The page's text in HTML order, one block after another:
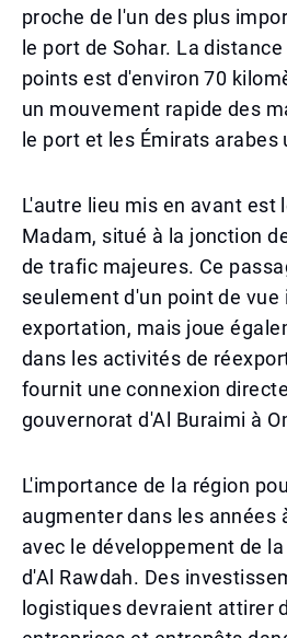
proche de l'un des plus
le port de Sohar. La
points est d'environ 70
un mouvement rapide des
le port et les Émirats arabes
L'autre lieu mis en avant est
Madam, situé à la jonction
de trafic majeures. Ce
seulement d'un point de
exportation, mais joue
dans les activités de
fournit une connexion
gouvernorat d'Al Buraimi à
L'importance de la région
augmenter dans les années
avec le développement de
d'Al Rawdah. Des
logistiques devraient attirer